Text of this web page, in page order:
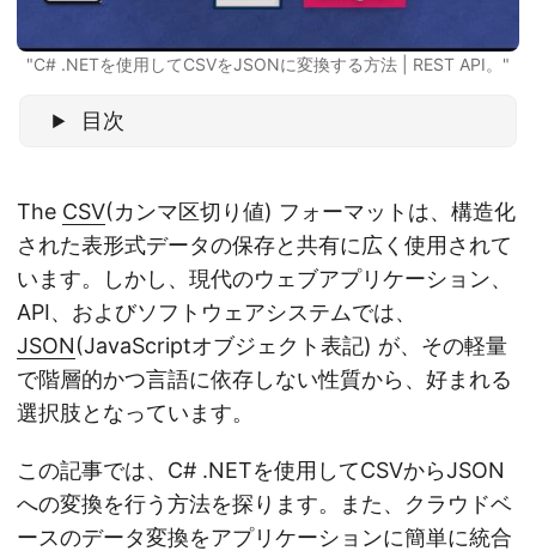
"C# .NETを使用してCSVをJSONに変換する方法 | REST API。"
目次
The CSV(カンマ区切り値) フォーマットは、構造化
された表形式データの保存と共有に広く使用されて
います。しかし、現代のウェブアプリケーション、
API、およびソフトウェアシステムでは、
JSON(JavaScriptオブジェクト表記) が、その軽量
で階層的かつ言語に依存しない性質から、好まれる
選択肢となっています。
この記事では、C# .NETを使用してCSVからJSON
への変換を行う方法を探ります。また、クラウドベ
ースのデータ変換をアプリケーションに簡単に統合